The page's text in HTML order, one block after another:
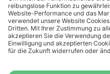
Versand für Sie kostenfrei.